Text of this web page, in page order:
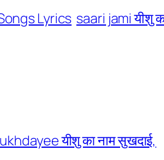
Lyrics saari jami यीशु
यीशु का नाम सुखदाई,